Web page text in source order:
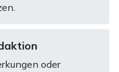
oder